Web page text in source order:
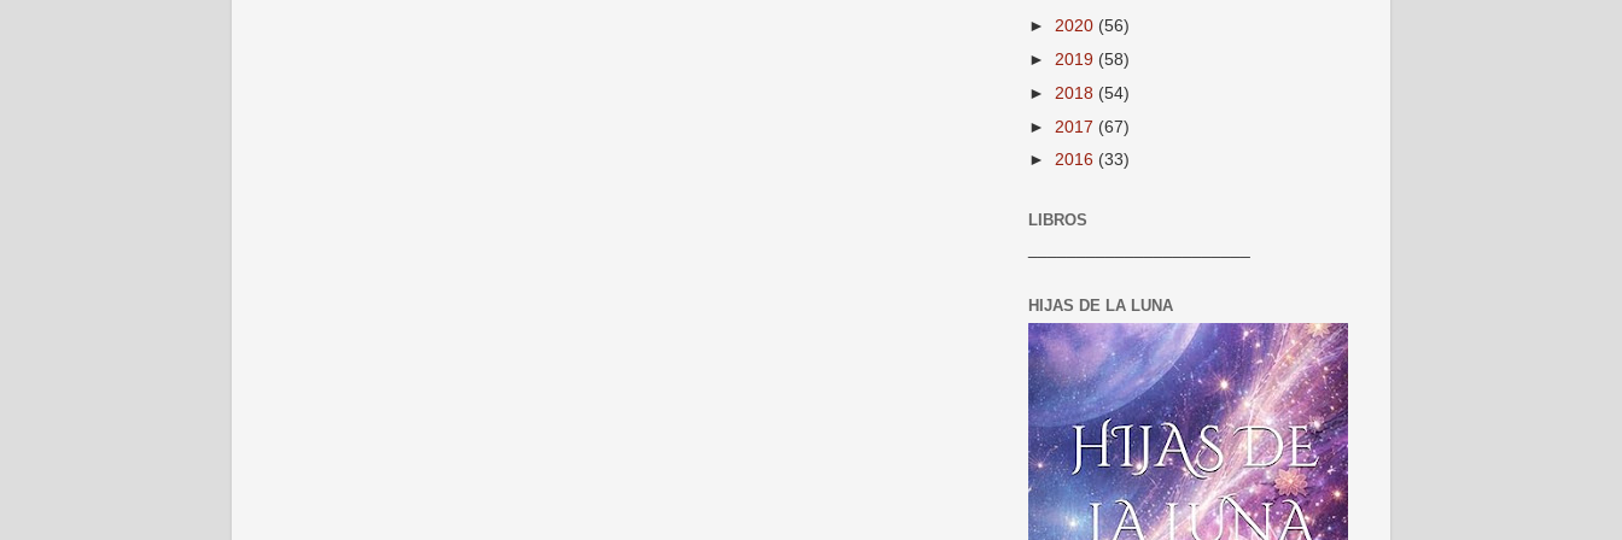
► 2020 (56)
► 2019 (58)
► 2018 (54)
► 2017 (67)
► 2016 (33)
LIBROS
HIJAS DE LA LUNA